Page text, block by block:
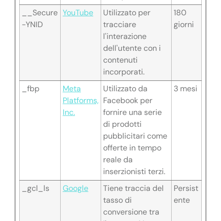
__Secure
-YNID
YouTube
Utilizzato per
tracciare
l'interazione
dell'utente con i
contenuti
incorporati.
180
giorni
_fbp
Meta
Platforms,
Inc.
Utilizzato da
Facebook per
fornire una serie
di prodotti
pubblicitari come
offerte in tempo
reale da
inserzionisti terzi.
3 mesi
_gcl_ls Google
Tiene traccia del
tasso di
conversione tra
Persist
ente